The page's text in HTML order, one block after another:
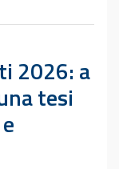
2026: a
tesi